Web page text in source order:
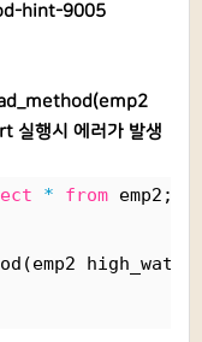
hint-9005
실행시 에러가 발생
* from emp2;